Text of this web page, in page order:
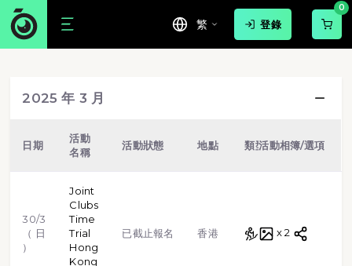
繁 登錄
0
2025 年 3 月
日期
活動
名稱
活動狀態 地點 類型活動相簿/選項
30/3
（ 日
）
Joint
Clubs
Time
Trial
Hong
Kong
已截止報名 香港 越野跑
x 2